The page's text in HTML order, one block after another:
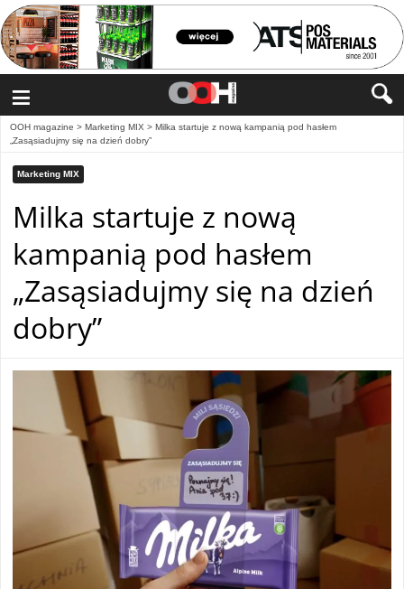
≡
OOH magazine > Marketing MIX > Milka startuje z nową kampanią pod hasłem
„Zasąsiadujmy się na dzień dobry”
Marketing MIX
Milka startuje z nową
kampanią pod hasłem
„Zasąsiadujmy się na dzień
dobry”